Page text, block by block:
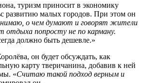
туризм приносит в экономику
развитию малых городов. При этом он
о чем думают и говорят жители
отдыха попросту не по карману.
должно быть дешевле.»
он будет обсуждать, как
карту тверичанина, добавив к ней
«Считаю такой подход верным и